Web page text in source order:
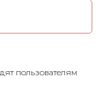
пользователям